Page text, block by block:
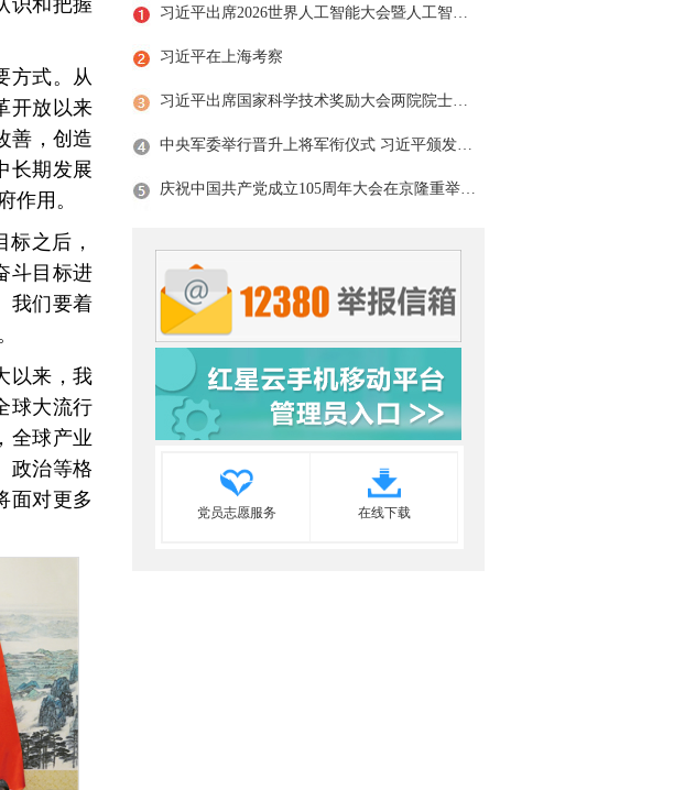
识和把握
方式。从
开放以来
善，创造
长期发展
作用。
之后，
斗目标进
我们要着
以来，我
球大流行
全球产业
政治等格
面对更多
习近平出席2026世界人工智能大会暨人工智能全球治理高级别会议开幕式并发表主旨讲话
习近平在上海考察
习近平出席国家科学技术奖励大会两院院士大会中国科协第十一次全国代表大会并发表重要讲话
中央军委举行晋升上将军衔仪式 习近平颁发命令状并向晋衔的军官表示祝贺
庆祝中国共产党成立105周年大会在京隆重举行 习近平发表重要讲话
党员志愿服务 在线下载